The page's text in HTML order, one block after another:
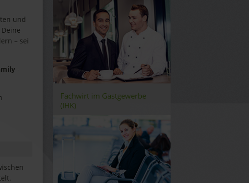
und
– sei
-
Fachwirt im Gastgewerbe
(IHK)